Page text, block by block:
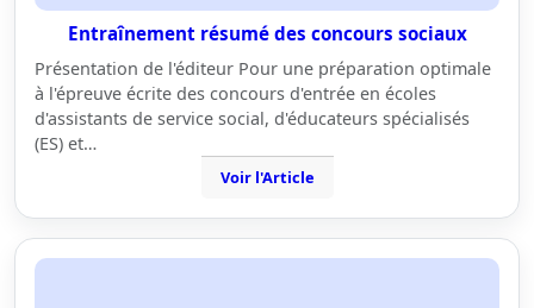
Entraînement résumé des concours sociaux
Présentation de l'éditeur Pour une préparation optimale
à l'épreuve écrite des concours d'entrée en écoles
d'assistants de service social, d'éducateurs spécialisés
(ES) et…
Voir l'Article